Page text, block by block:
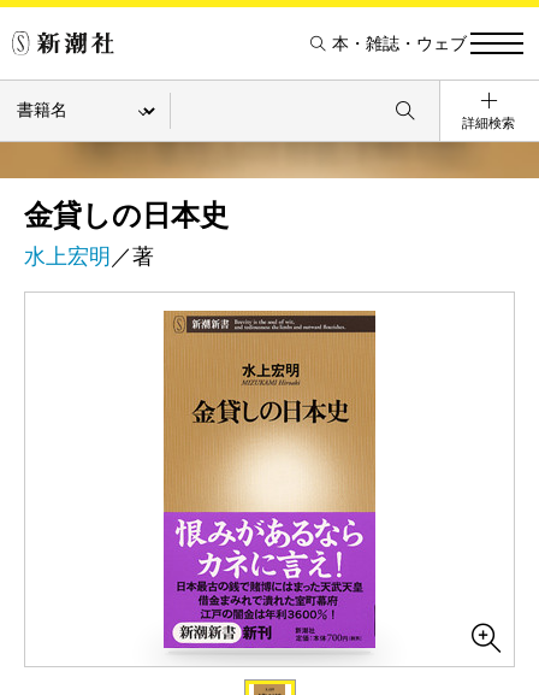
本・雑誌・ウェブ
詳細検索
金貸しの日本史
水上宏明 ／著